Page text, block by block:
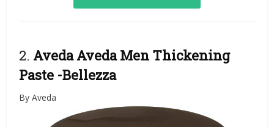
2. Aveda Aveda Men Thickening
Paste -Bellezza
By Aveda